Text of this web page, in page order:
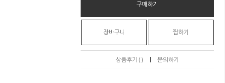
구매하기
장바구니 찜하기
상품후기 ( ) | 문의하기